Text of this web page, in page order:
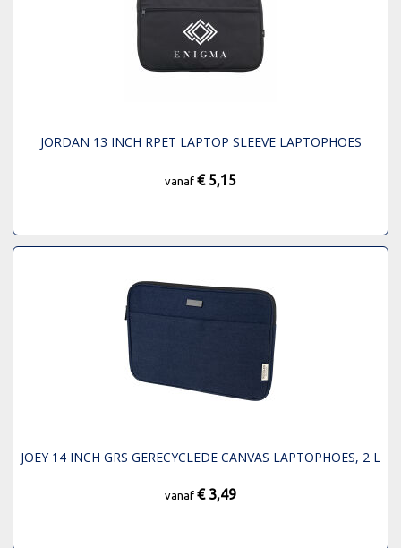
JORDAN 13 INCH RPET LAPTOP SLEEVE LAPTOPHOES
vanaf € 5,15
JOEY 14 INCH GRS GERECYCLEDE CANVAS LAPTOPHOES, 2 L
vanaf € 3,49